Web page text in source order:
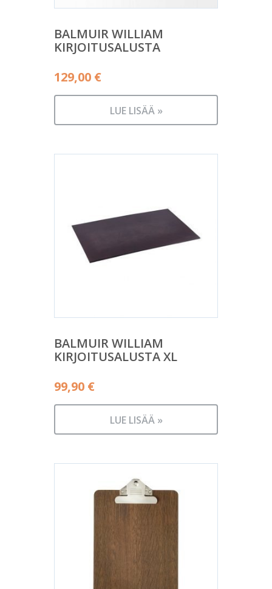
BALMUIR WILLIAM
KIRJOITUSALUSTA
129,00 €
LUE LISÄÄ »
BALMUIR WILLIAM
KIRJOITUSALUSTA XL
99,90 €
LUE LISÄÄ »